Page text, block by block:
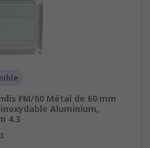
FM/60 Métal de 60 mm
Aluminium,
4.3